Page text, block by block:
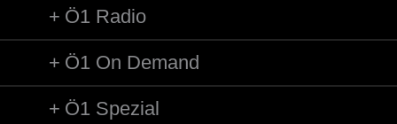
Ö1 Radio
Ö1 On Demand
Ö1 Spezial